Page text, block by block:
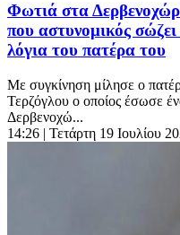
Φωτιά στα
που αστυνομικός
λόγια του πατέρα του
Με συγκίνηση μίλησε ο
Τερζόγλου ο οποίος έσωσε
Δερβενοχώ...
14:26 | Τετάρτη 19 Ιουλίου